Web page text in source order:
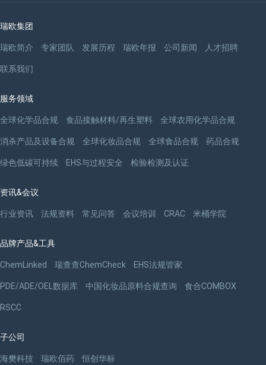
瑞欧集团
瑞欧简介 专家团队 发展历程 瑞欧年报 公司新闻 人才招聘
联系我们
服务领域
全球化学品合规 食品接触材料/再生塑料 全球农用化学品合规
消杀产品及设备合规 全球化妆品合规 全球食品合规 药品合规
绿色低碳可持续 EHS与过程安全 检验检测及认证
资讯&会议
行业资讯 法规资料 常见问答 会议培训 CRAC 米桶学院
品牌产品&工具
ChemLinked 瑞查查ChemCheck EHS法规管家
PDE/ADE/OEL数据库 中国化妆品原料合规查询 食合COMBOX
RSCC
子公司
海樊科技 瑞欧佰药 恒创华标